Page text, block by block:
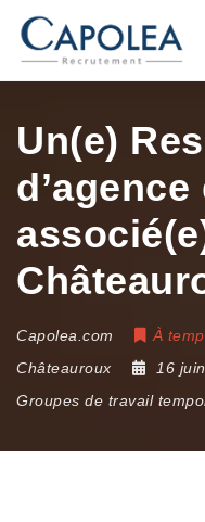
Un(e)
d’agence
Capolea.com À
Châteauroux
16
Groupes de travail